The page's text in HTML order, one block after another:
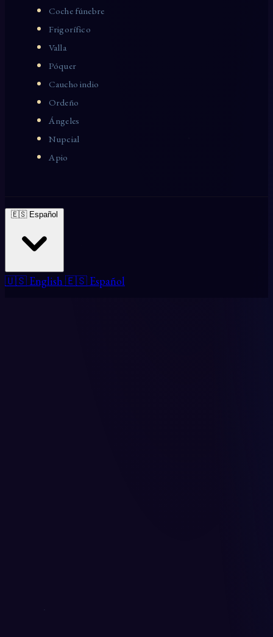
Coche fúnebre
Frigorífico
Valla
Póquer
Caucho indio
Ordeño
Ángeles
Nupcial
Apio
🇪🇸 Español
🇺🇸 English 🇪🇸 Español